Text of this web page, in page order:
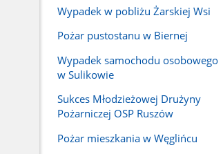
Wypadek w pobliżu Żarskiej Wsi
Pożar pustostanu w Biernej
Wypadek samochodu osobowego
w Sulikowie
Sukces Młodzieżowej Drużyny
Pożarniczej OSP Ruszów
Pożar mieszkania w Węglińcu